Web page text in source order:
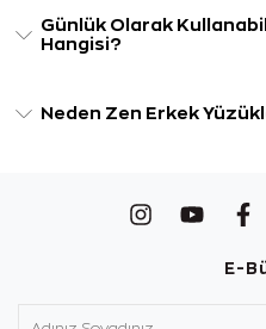
Günlük Olarak
Hangisi?
Neden Zen Erkek
E-